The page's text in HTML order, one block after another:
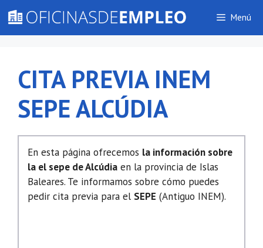
contenido
Menú
CITA PREVIA INEM
SEPE ALCÚDIA
En esta página ofrecemos la información sobre
la el sepe de Alcúdia en la provincia de Islas
Baleares. Te informamos sobre cómo puedes
pedir cita previa para el SEPE (Antiguo INEM).